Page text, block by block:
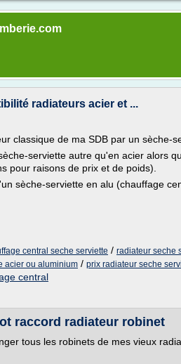
radiateurs acier et ...
classique de ma SDB par un sèche-
serviette autre qu'en acier alors
pour raisons de prix et de poids).
sèche-serviette en alu (chauffage
central seche serviette / radiateur seche
acier ou aluminium / prix radiateur seche
central
raccord radiateur robinet
tous les robinets de mes vieux